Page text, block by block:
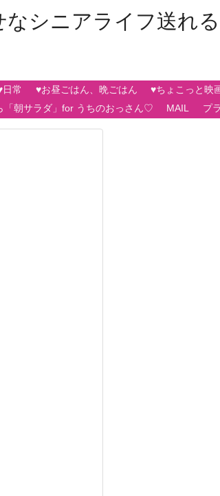
シニアライフ送れ
日常 ♥お昼ごはん、晩ごはん ♥ちょこっと映
「朝サラダ」for うちのおっさん♡ MAIL プ